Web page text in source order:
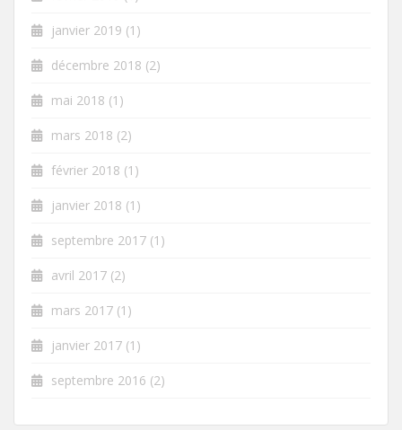
janvier 2019 (1)
décembre 2018 (2)
mai 2018 (1)
mars 2018 (2)
février 2018 (1)
janvier 2018 (1)
septembre 2017 (1)
avril 2017 (2)
mars 2017 (1)
janvier 2017 (1)
septembre 2016 (2)